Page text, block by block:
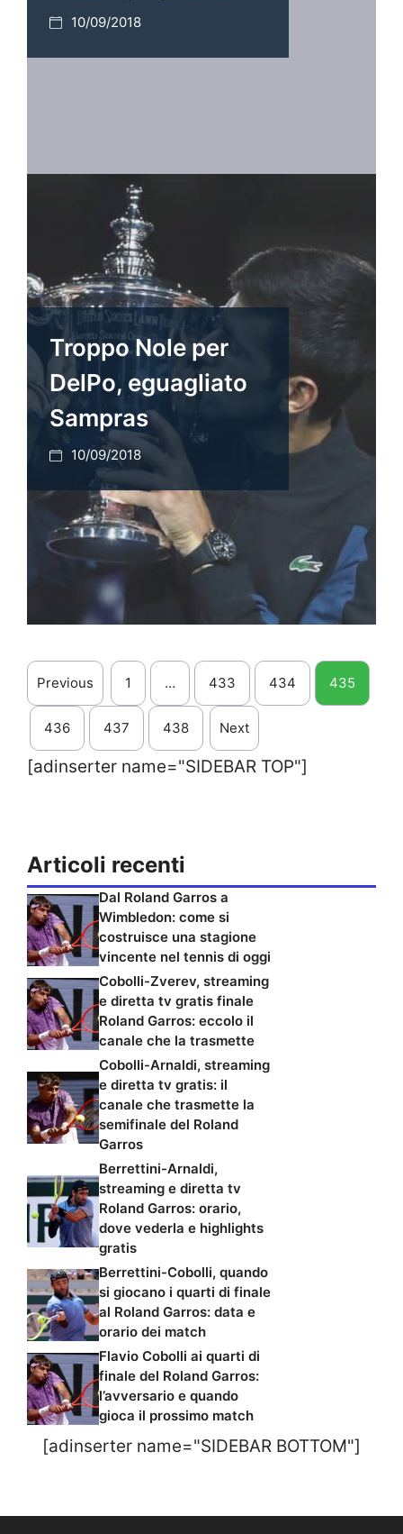
10/09/2018
Troppo Nole per
DelPo, eguagliato
Sampras
10/09/2018
Previous 1 … 433 434 435
436 437 438 Next
[adinserter name="SIDEBAR TOP"]
Articoli recenti
Dal Roland Garros a
Wimbledon: come si
costruisce una stagione
vincente nel tennis di oggi
Cobolli-Zverev, streaming
e diretta tv gratis finale
Roland Garros: eccolo il
canale che la trasmette
Cobolli-Arnaldi, streaming
e diretta tv gratis: il
canale che trasmette la
semifinale del Roland
Garros
Berrettini-Arnaldi,
streaming e diretta tv
Roland Garros: orario,
dove vederla e highlights
gratis
Berrettini-Cobolli, quando
si giocano i quarti di finale
al Roland Garros: data e
orario dei match
Flavio Cobolli ai quarti di
finale del Roland Garros:
l’avversario e quando
gioca il prossimo match
[adinserter name="SIDEBAR BOTTOM"]